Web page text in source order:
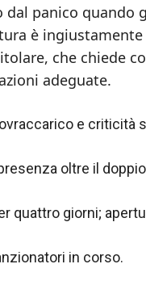
dal panico
è
che chiede
adeguate.
e criticità
oltre il
quattro giorni;
in corso.